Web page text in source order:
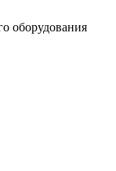
оборудования